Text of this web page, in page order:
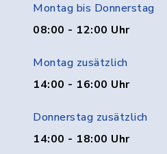
Montag bis Donnerstag
08:00 - 12:00 Uhr
Montag zusätzlich
14:00 - 16:00 Uhr
Donnerstag zusätzlich
14:00 - 18:00 Uhr